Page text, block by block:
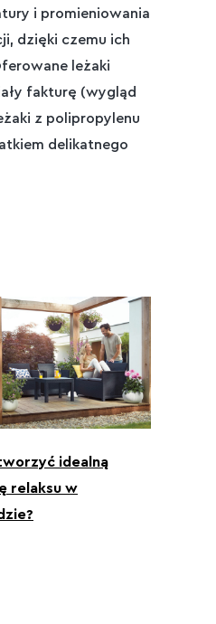
i promieniowania
dzięki czemu ich
leżaki
fakturę (wygląd
z polipropylenu
delikatnego
idealną
relaksu w